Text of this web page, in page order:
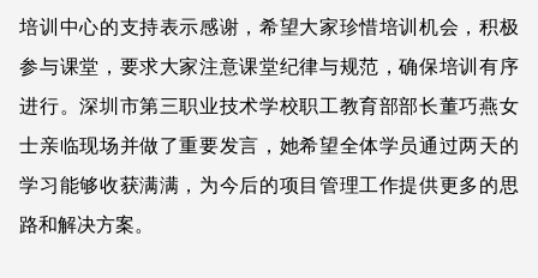
培训中心的支持表示感谢，希望大家珍惜培训机会，积极
参与课堂，要求大家注意课堂纪律与规范，确保培训有序
进行。深圳市第三职业技术学校职工教育部部长董巧燕女
士亲临现场并做了重要发言，她希望全体学员通过两天的
学习能够收获满满，为今后的项目管理工作提供更多的思
路和解决方案。